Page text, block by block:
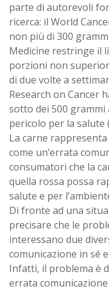
parte di autorevoli
ricerca: il World
non più di 300
Medicine restringe il
porzioni non
di due volte a
Research on Cancer
sotto dei 500
pericolo per la salute
La carne
come un’errata
consumatori che la
quella rossa possa
salute e per
Di fronte ad una
precisare che le
interessano due
comunicazione in sé
Infatti, il problema è
errata